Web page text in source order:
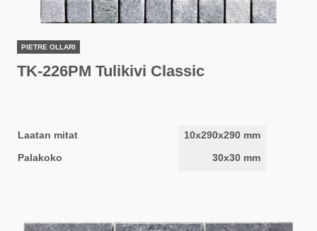
PIETRE OLLARI
TK-226PM Tulikivi Classic
Laatan mitat
10x290x290 mm
Palakoko
30x30 mm